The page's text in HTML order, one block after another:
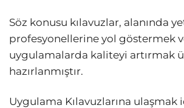
Söz konusu kılavuzlar, alanında
profesyonellerine yol göstermek
uygulamalarda kaliteyi artırmak
hazırlanmıştır.
Uygulama Kılavuzlarına ulaşmak